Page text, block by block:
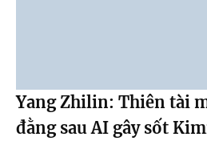
Yang Zhilin: Thiên tài
đằng sau AI gây sốt